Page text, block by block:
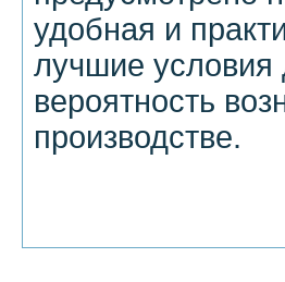
удобная и
лучшие условия
вероятность
производстве.